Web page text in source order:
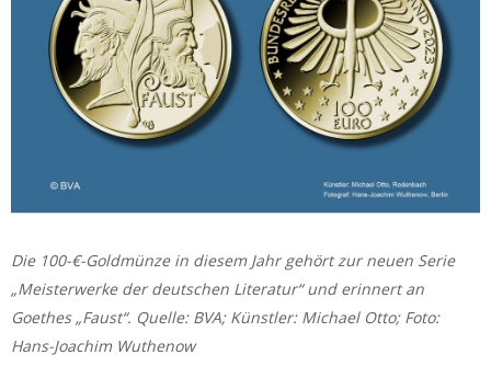
Die 100-€-Goldmünze in diesem Jahr gehört zur neuen Serie
„Meisterwerke der deutschen Literatur“ und erinnert an
Goethes „Faust“. Quelle: BVA; Künstler: Michael Otto; Foto:
Hans-Joachim Wuthenow